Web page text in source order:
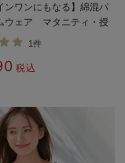
ンワンにもなる】綿混パ
ウェア マタニティ・授
【産後も長く着られる】
1件
税込